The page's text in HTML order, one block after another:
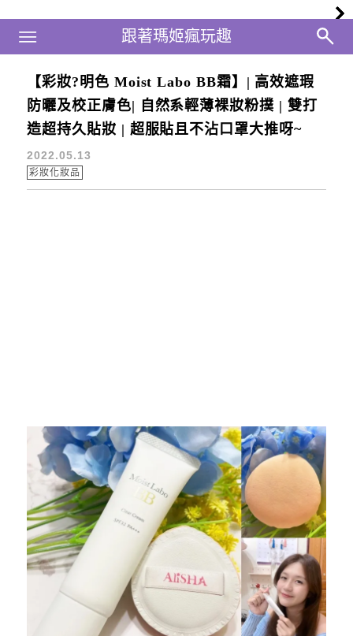
跟著瑪姬瘋玩趣
跟著瑪姬瘋玩趣
Main Menu
美肌模式
【彩妝?明色 Moist Labo BB霜】| 高效遮瑕
防曬及校正膚色| 自然系輕薄裸妝粉撲 | 雙打
造超持久貼妝 | 超服貼且不沾口罩大推呀~
2022.05.13
彩妝化妝品